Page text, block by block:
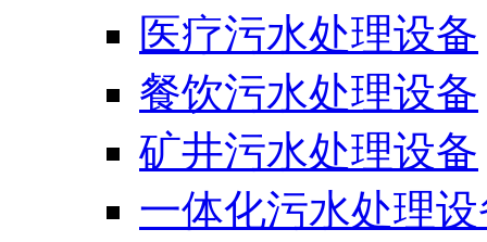
医疗污水处理设备
餐饮污水处理设备
矿井污水处理设备
一体化污水处理